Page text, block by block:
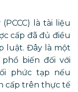
là tài liệu
cấp đã đủ điều
luật. Đây là một
biến đối với
phức tạp nếu
cấp trên thực tế